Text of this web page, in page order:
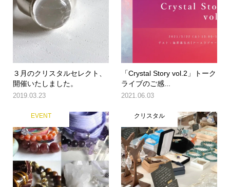
３月のクリスタルセレクト、
開催いたしました。
2019.03.23
「Crystal Story vol.2」トーク
ライブのご感...
2021.06.03
EVENT クリスタル